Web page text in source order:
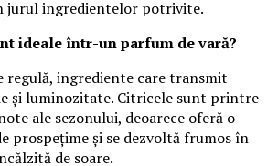
jurul ingredientelor potrivite.
ideale într-un parfum de vară?
regulă, ingrediente care transmit
și luminozitate. Citricele sunt printre
ale sezonului, deoarece oferă o
prospețime și se dezvoltă frumos în
de soare.